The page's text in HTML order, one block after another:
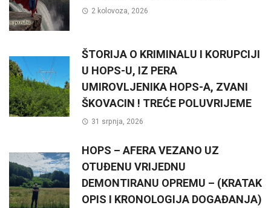
2 kolovoza, 2026
ŠTORIJA O KRIMINALU I KORUPCIJI
U HOPS-U, IZ PERA
UMIROVLJENIKA HOPS-A, ZVANI
ŠKOVACIN ! TREĆE POLUVRIJEME
31 srpnja, 2026
HOPS – AFERA VEZANO UZ
OTUĐENU VRIJEDNU
DEMONTIRANU OPREMU – (KRATAK
OPIS I KRONOLOGIJA DOGAĐANJA)